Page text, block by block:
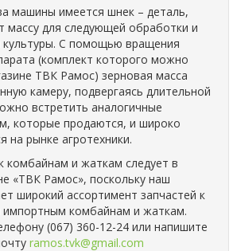
машины имеется шнек – деталь,
массу для следующей обработки и
культуры. С помощью вращения
(комплект которого можно
ТВК Рамос) зерновая масса
камеру, подвергаясь длительной
встретить аналогичные
которые продаются, и широко
на рынке агротехники.
комбайнам и жаткам следует в
«ТВК Рамос», поскольку наш
широкий ассортимент запчастей к
импортным комбайнам и жаткам.
(067) 360-12-24 или напишите
ramos.tvk@gmail.com